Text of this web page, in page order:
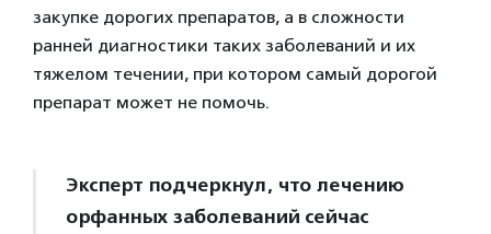
закупке дорогих препаратов, а в сложности
ранней диагностики таких заболеваний и их
тяжелом течении, при котором самый дорогой
препарат может не помочь.
Эксперт подчеркнул, что лечению
орфанных заболеваний сейчас